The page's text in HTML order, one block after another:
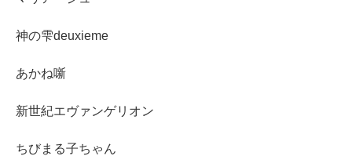
神の雫deuxieme
あかね噺
新世紀エヴァンゲリオン
ちびまる子ちゃん